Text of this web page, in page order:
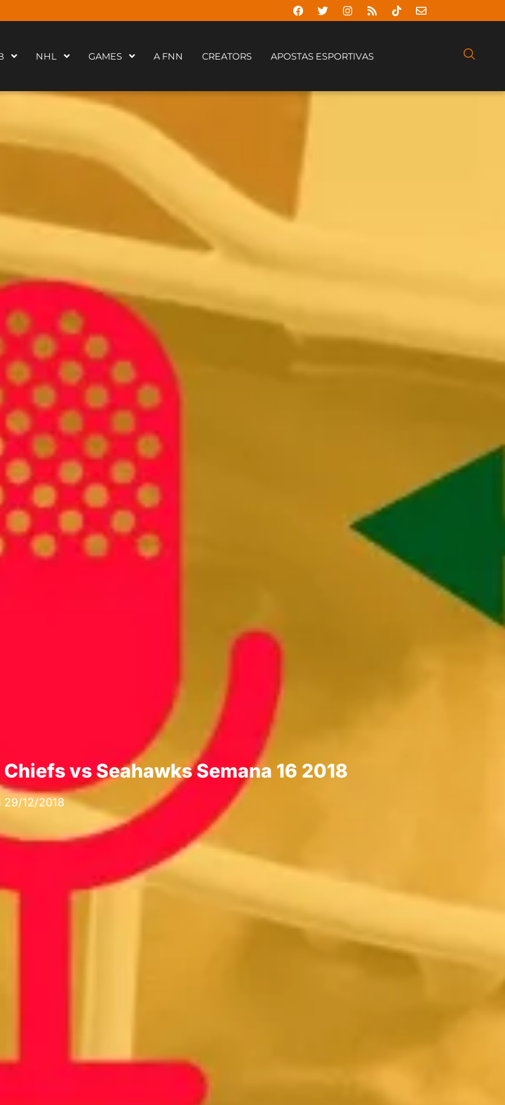
NHL GAMES A FNN CREATORS APOSTAS ESPORTIVAS
vs Seahawks Semana 16 2018
29/12/2018